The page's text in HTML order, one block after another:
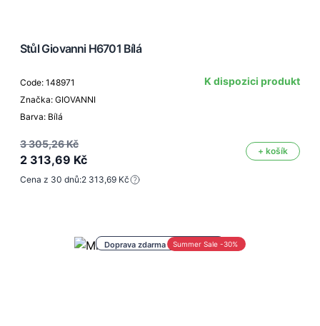
Stůl Giovanni H6701 Bílá
Code: 148971
Značka: GIOVANNI
Barva: Bílá
K dispozici produkt
3 305,26 Kč
2 313,69 Kč
+ košík
Cena z 30 dnů:2 313,69 Kč
Doprava zdarma nad 1 000 Kč
Summer Sale -30%